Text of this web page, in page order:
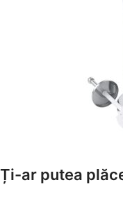
Suporți Hârtie
Ți-ar putea